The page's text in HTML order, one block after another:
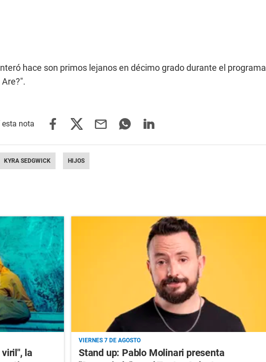
hace son primos lejanos en décimo grado durante el programa
KYRA SEDGWICK HIJOS
la
VIERNES 7 DE AGOSTO
Stand up: Pablo Molinari presenta